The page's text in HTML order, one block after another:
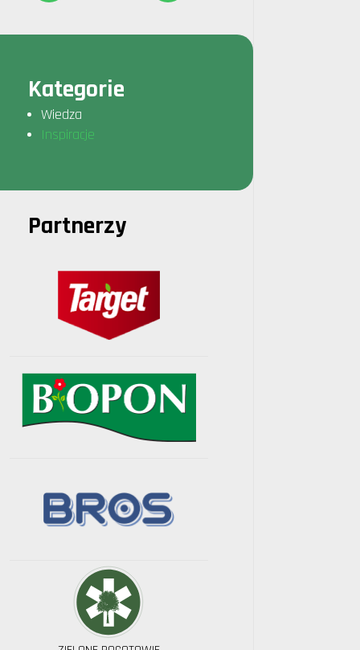
Kategorie
Wiedza
Inspiracje
Partnerzy